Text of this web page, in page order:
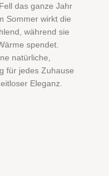
das ganze Jahr
Sommer wirkt die
während sie
spendet.
natürliche,
für jedes Zuhause
Eleganz.